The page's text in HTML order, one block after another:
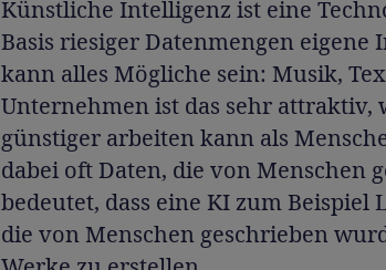
Künstliche Intelligenz ist eine
Basis riesiger Datenmengen eigene
kann alles Mögliche sein: Musik,
Unternehmen ist das sehr
günstiger arbeiten kann als
dabei oft Daten, die von Menschen
bedeutet, dass eine KI zum Beispiel
die von Menschen geschrieben